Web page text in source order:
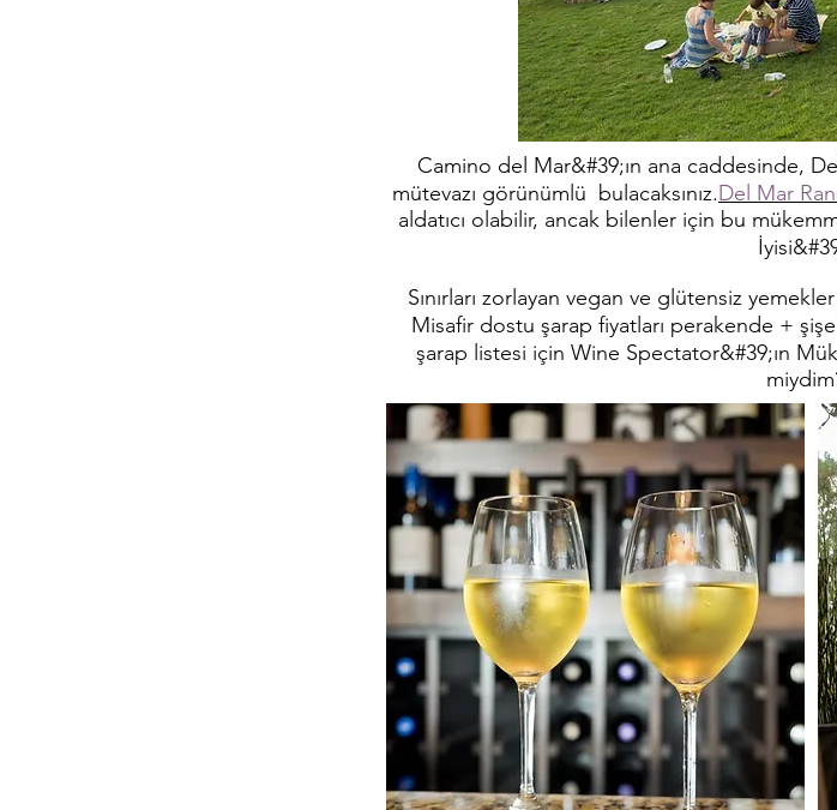
Camino del Mar&#39;ın ana caddesinde,
mütevazı görünümlü bulacaksınız.Del Mar
aldatıcı olabilir, ancak bilenler için bu
Sınırları zorlayan vegan ve glütensiz
Misafir dostu şarap fiyatları perakende +
şarap listesi için Wine Spectator&#39;ın